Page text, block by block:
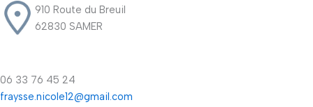
910 Route du Breuil
62830 SAMER
06 33 76 45 24
fraysse.nicole12@gmail.com